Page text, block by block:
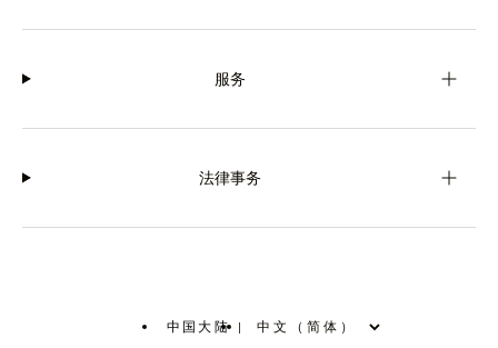
服务
法律事务
中国大陆 |